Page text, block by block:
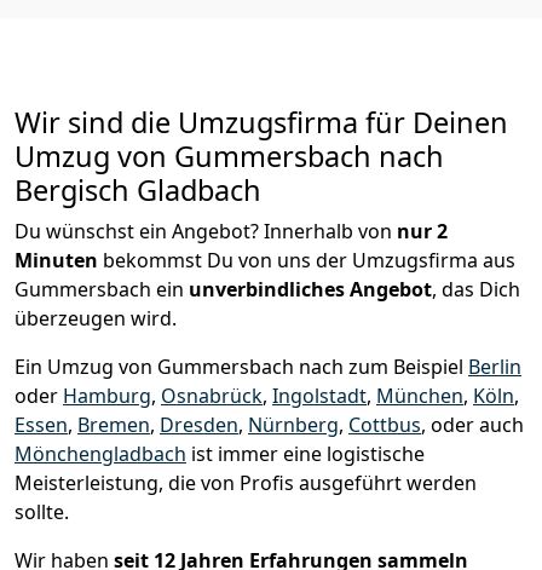
Wir sind die Umzugsfirma für Deinen
Umzug von Gummersbach nach
Bergisch Gladbach
Du wünschst ein Angebot? Innerhalb von nur 2
Minuten bekommst Du von uns der Umzugsfirma aus
Gummersbach ein unverbindliches Angebot, das Dich
überzeugen wird.
Ein Umzug von Gummersbach nach zum Beispiel Berlin
oder Hamburg, Osnabrück, Ingolstadt, München, Köln,
Essen, Bremen, Dresden, Nürnberg, Cottbus, oder auch
Mönchen­gladbach ist immer eine logistische
Meisterleistung, die von Profis ausgeführt werden
sollte.
Wir haben seit 12 Jahren Erfahrungen sammeln